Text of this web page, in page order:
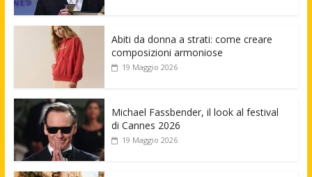
Abiti da donna a strati: come creare
composizioni armoniose
19 Maggio 2026
Michael Fassbender, il look al festival
di Cannes 2026
19 Maggio 2026